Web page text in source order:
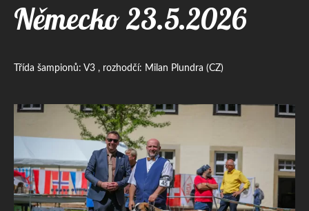
Německo 23.5.2026
Třída šampionů: V3 , rozhodčí: Milan Plundra (CZ)